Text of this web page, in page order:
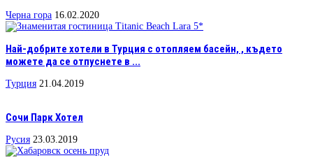
Черна гора 16.02.2020
Най-добрите хотели в Турция с отопляем басейн, , където
можете да се отпуснете в ...
Турция 21.04.2019
Сочи Парк Хотел
Русия 23.03.2019